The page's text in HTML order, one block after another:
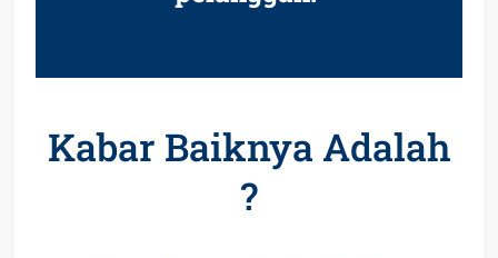
Kabar Baiknya Adalah
?